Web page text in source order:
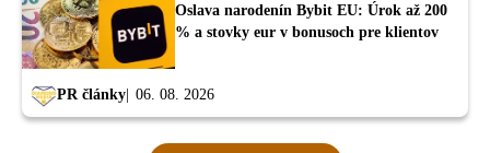
Oslava narodenín Bybit EU: Úrok až 200
% a stovky eur v bonusoch pre klientov
PR články 06. 08. 2026